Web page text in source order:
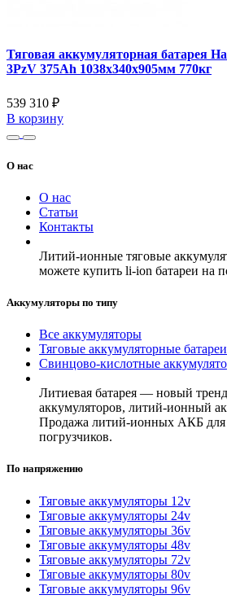
Тяговая аккумуляторная батарея
3PzV 375Ah 1038x340x905мм 770кг
539 310 ₽
В корзину
О нас
О нас
Статьи
Контакты
Литий-ионные тяговые
можете купить li-ion батареи на
Аккумуляторы по типу
Все аккумуляторы
Тяговые аккумуляторные батареи
Свинцово-кислотные
Литиевая батарея — новый
аккумуляторов, литий-ионный
Продажа литий-ионных АКБ
погрузчиков.
По напряжению
Тяговые аккумуляторы 12v
Тяговые аккумуляторы 24v
Тяговые аккумуляторы 36v
Тяговые аккумуляторы 48v
Тяговые аккумуляторы 72v
Тяговые аккумуляторы 80v
Тяговые аккумуляторы 96v